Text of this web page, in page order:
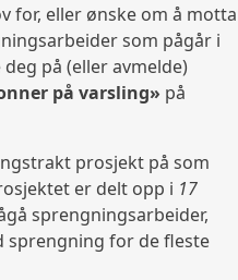
for, eller ønske om å motta
som pågår i
på (eller avmelde)
på varsling» på
prosjekt på som
er delt opp i 17
sprengningsarbeider,
sprengning for de fleste